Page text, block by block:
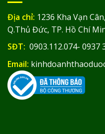
Địa chỉ: 1236 Kha Vạn
Q.Thủ Đức, TP. Hồ Chí
SĐT: 0903.112.074- 0937
Email: